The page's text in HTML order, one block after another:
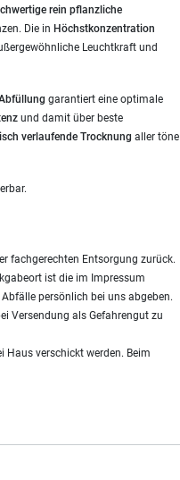
rein pflanzliche
Die in Höchstkonzentration
Leuchtkraft und
garantiert eine optimale
und damit über beste
verlaufende Trocknung aller töne
fachgerechten Entsorgung zurück.
ist die im Impressum
persönlich bei uns abgeben.
Versendung als Gefahrengut zu
Haus verschickt werden. Beim